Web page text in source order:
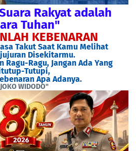
Rakyat adalah
Tuhan"
KEBENARAN
Takut Saat Kamu Melihat
Disekitarmu.
Ragu-Ragu, Jangan Ada Yang
Tutupi,
Apa Adanya.
WIDODO"